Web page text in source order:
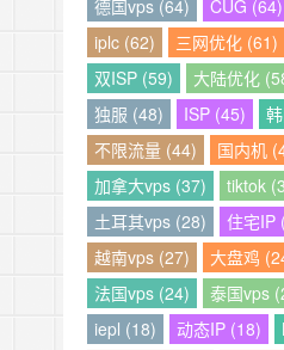
德国vps (64) CUG (64)
iplc (62)
三网优化 (61)
双ISP (59)
大陆优化
独服 (48)
ISP (45)
不限流量 (44)
国内机
加拿大vps (37)
tiktok
土耳其vps (28)
住宅IP
越南vps (27)
大盘鸡
法国vps (24)
泰国vps
iepl (18)
动态IP (18)